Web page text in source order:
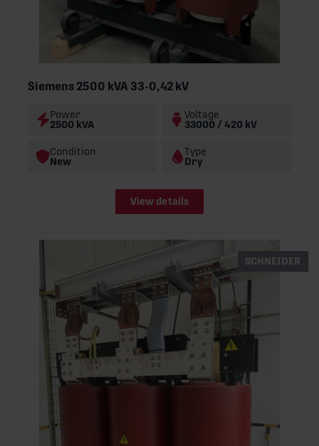
Siemens 2500 kVA 33-0,42 kV
Power
2500 kVA
Voltage
33000 / 420 kV
Condition
New
Type
Dry
View details
SCHNEIDER